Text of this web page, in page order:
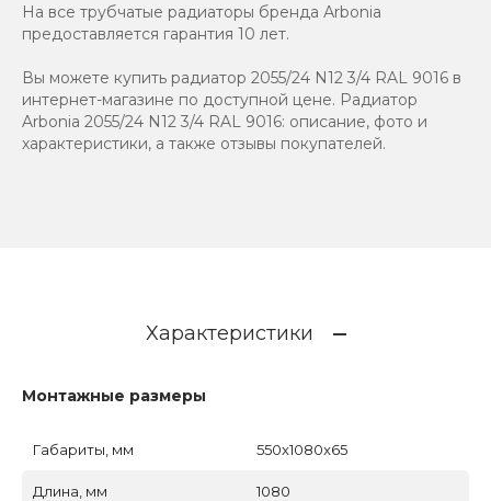
На все трубчатые радиаторы бренда Аrbonia
предоставляется гарантия 10 лет.
Вы можете купить радиатор 2055/24 N12 3/4 RAL 9016 в
интернет-магазине по доступной цене. Радиатор
Arbonia 2055/24 N12 3/4 RAL 9016: описание, фото и
характеристики, а также отзывы покупателей.
Характеристики
Монтажные размеры
Габариты, мм 550x1080x65
Длина, мм 1080